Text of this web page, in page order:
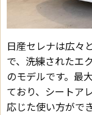
日産セレナは広々
で、洗練されたエ
のモデルです。最
ており、シートア
応じた使い方ができ